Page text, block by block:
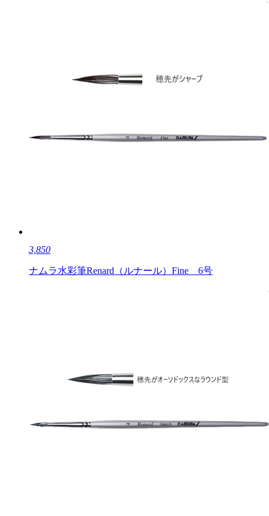
3,850
ナムラ水彩筆Renard（ルナール）Fine 6号